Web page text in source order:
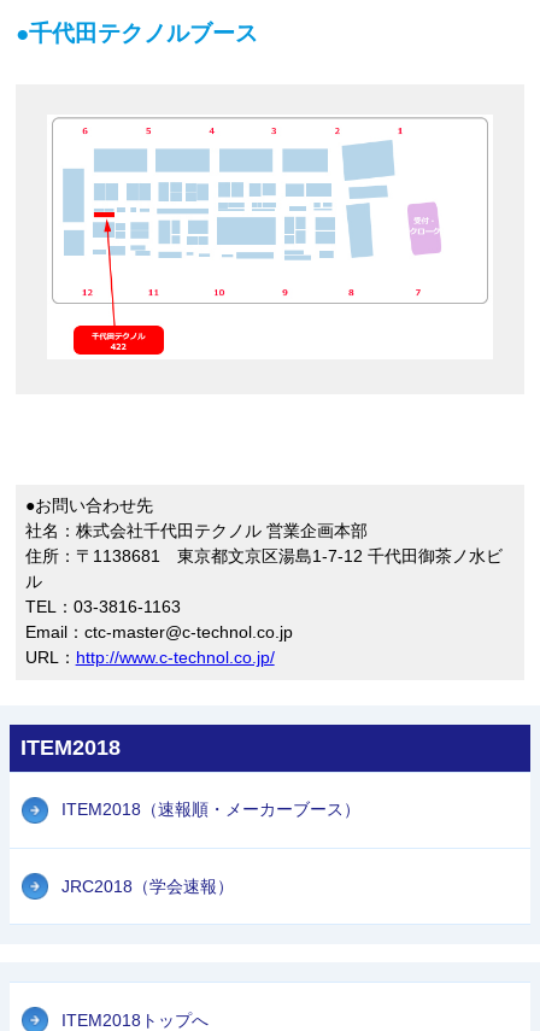
●千代田テクノルブース
●お問い合わせ先
社名：株式会社千代田テクノル 営業企画本部
住所：〒1138681 東京都文京区湯島1-7-12 千代田御茶ノ水ビ
ル
TEL：03-3816-1163
Email：ctc-master@c-technol.co.jp
URL： http://www.c-technol.co.jp/
ITEM2018
ITEM2018（速報順・メーカーブース）
JRC2018（学会速報）
ITEM2018トップへ